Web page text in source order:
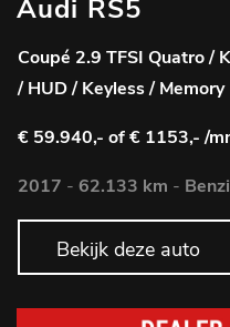
Audi RS5
Coupé 2.9 TFSI Quatro /
/ HUD / Keyless / Memory
€ 59.940,- of € 1153,- /
2017 - 62.133 km -
Bekijk deze auto